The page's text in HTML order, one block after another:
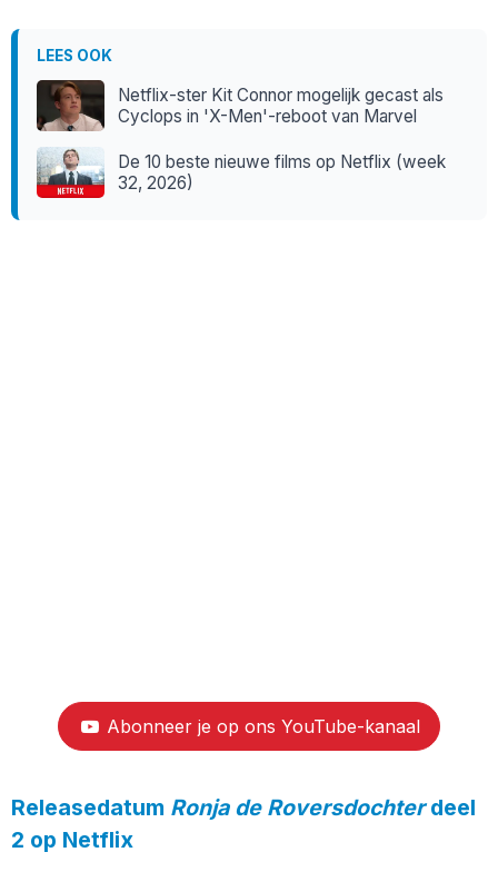
LEES OOK
Netflix-ster Kit Connor mogelijk gecast als
Cyclops in 'X-Men'-reboot van Marvel
De 10 beste nieuwe films op Netflix (week
32, 2026)
Abonneer je op ons YouTube-kanaal
Releasedatum Ronja de Roversdochterdeel
2 op Netflix